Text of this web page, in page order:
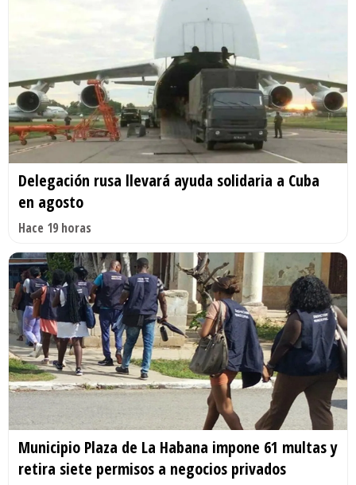
Delegación rusa llevará ayuda solidaria a Cuba
en agosto
Hace 19 horas
Municipio Plaza de La Habana impone 61 multas y
retira siete permisos a negocios privados